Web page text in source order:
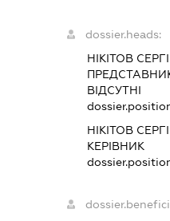
dossier.heads:
НІКІТОВ
ВІДСУТНІ
НІКІТОВ
КЕРІВНИК